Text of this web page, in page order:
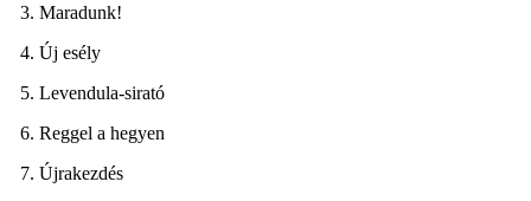
3. Maradunk!
4. Új esély
5. Levendula-sirató
6. Reggel a hegyen
7. Újrakezdés